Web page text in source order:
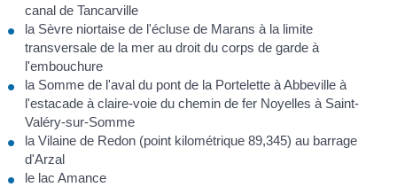
canal de Tancarville
la Sèvre niortaise de l'écluse de Marans à la limite
transversale de la mer au droit du corps de garde à
l'embouchure
la Somme de l'aval du pont de la Portelette à Abbeville à
l'estacade à claire-voie du chemin de fer Noyelles à Saint-
Valéry-sur-Somme
la Vilaine de Redon (point kilométrique 89,345) au barrage
d'Arzal
le lac Amance